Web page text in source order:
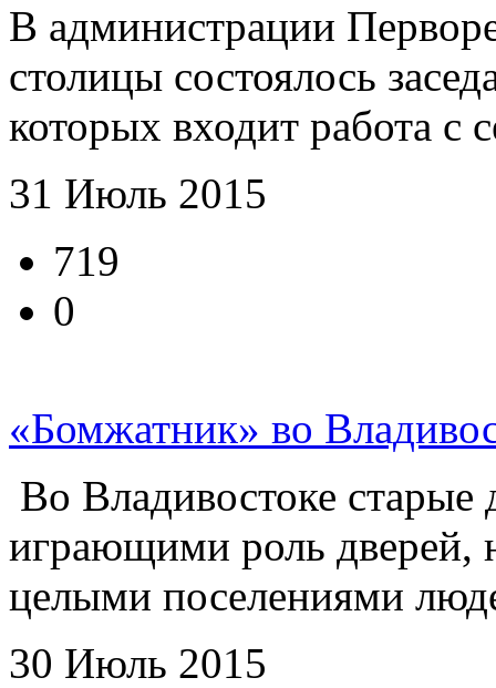
В администрации
столицы состоялось
которых входит работа
31 Июль 2015
719
0
«Бомжатник» во
Во Владивостоке старые
играющими роль дверей,
целыми поселениями
30 Июль 2015